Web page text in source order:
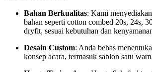
Bahan Berkualitas: Kami
bahan seperti cotton combed 20s, 24s,
dryfit, sesuai kebutuhan dan
Desain Custom: Anda bebas
konsep acara, termasuk sablon satu